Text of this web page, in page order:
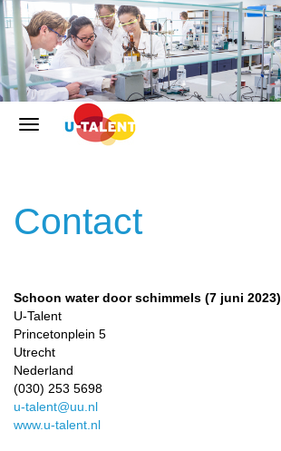
Contact
Schoon water door schimmels (7 juni 2023)
U-Talent
Princetonplein 5
Utrecht
Nederland
(030) 253 5698
u-talent@uu.nl
www.u-talent.nl